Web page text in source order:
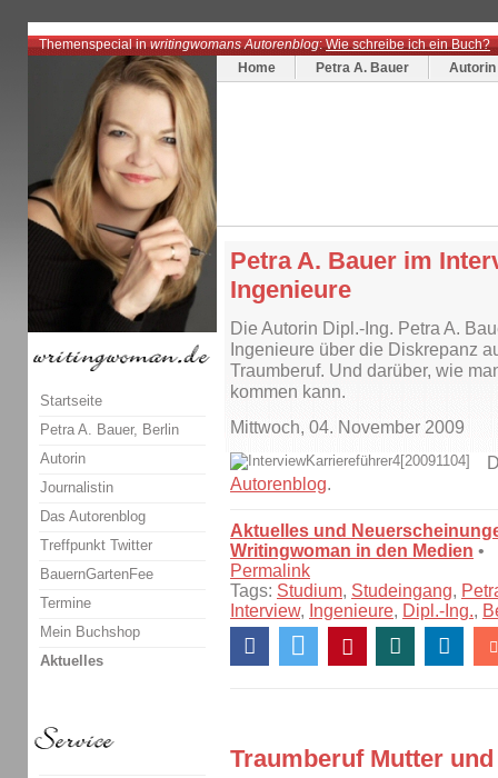
Themenspecial inwritingwomans Autorenblog:Wie schreibe ich ein Buch?
Home
Petra A. Bauer Autorin
Petra A. Bauer im
Ingenieure
Die Autorin Dipl.-Ing. Petra A.
Ingenieure über die Diskrepanz
Traumberuf. Und darüber, wie
kommen kann.
Mittwoch, 04. November 2009
Autorenblog.
Aktuelles und
Writingwoman in den Medien •
Permalink
Tags: Studium, Studeingang,
Interview, Ingenieure, Dipl.-Ing.,
Traumberuf Mutter
Startseite
Petra A. Bauer, Berlin
Autorin
Journalistin
Das Autorenblog
Treffpunkt Twitter
BauernGartenFee
Termine
Mein Buchshop
Aktuelles